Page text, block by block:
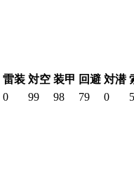
雷装 対空 装甲 回避 対潜
0 99 98 79 0